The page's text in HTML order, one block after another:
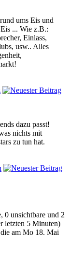
ums Eis und
... Wie z.B.:
Einlass,
usw.. Alles
dazu passt!
nichts mit
zu tun hat.
0 unsichtbare und 2
letzten 5 Minuten)
am Mo 18. Mai